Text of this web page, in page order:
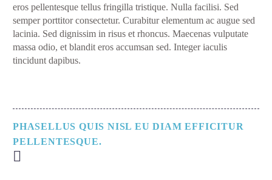
eros pellentesque tellus fringilla tristique. Nulla facilisi. Sed
semper porttitor consectetur. Curabitur elementum ac augue sed
lacinia. Sed dignissim in risus et rhoncus. Maecenas vulputate
massa odio, et blandit eros accumsan sed. Integer iaculis
tincidunt dapibus.
PHASELLUS QUIS NISL EU DIAM EFFICITUR
PELLENTESQUE.